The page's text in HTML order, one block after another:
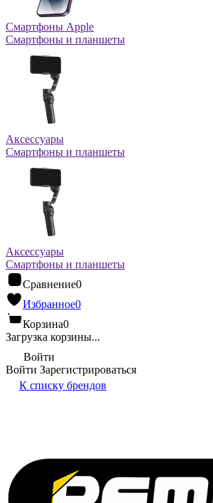
Смартфоны Apple
Смартфоны и планшеты
Аксессуары
Смартфоны и планшеты
Аксессуары
Смартфоны и планшеты
Сравнение0
Избранное0
Корзина0
Загрузка корзины...
Войти
Войти Зарегистрироваться
К списку брендов